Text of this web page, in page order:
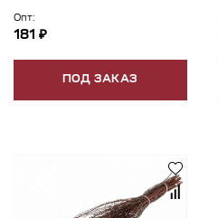
Опт:
181 ₽
ПОД ЗАКАЗ